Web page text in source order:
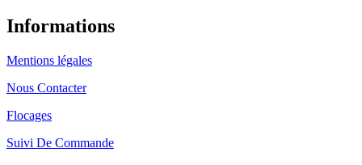
Informations
Mentions légales
Nous Contacter
Flocages
Suivi De Commande